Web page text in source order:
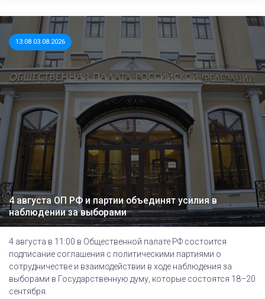
13:08 03.08.2026
4 августа ОП РФ и партии объединят усилия в
наблюдении за выборами
4 августа в 11:00 в Общественной палате РФ состоится
подписание соглашения с политическими партиями о
сотрудничестве и взаимодействии в ходе наблюдения за
выборами в Государственную думу, которые состоятся 18–20
сентября.